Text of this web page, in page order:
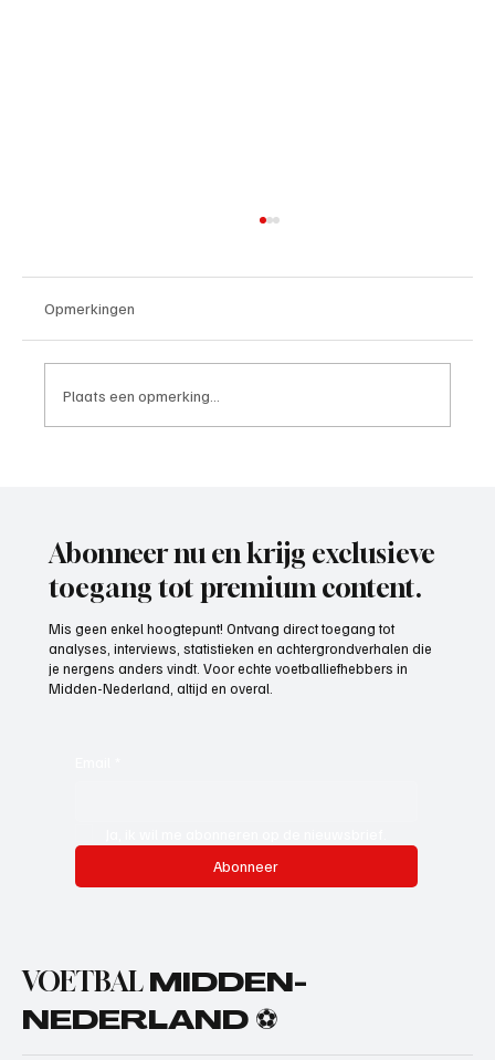
Opmerkingen
Plaats een opmerking...
Abonneer nu en krijg exclusieve
toegang tot premium content.
Mis geen enkel hoogtepunt! Ontvang direct toegang tot
analyses, interviews, statistieken en achtergrondverhalen die
je nergens anders vindt. Voor echte voetballiefhebbers in
Midden-Nederland, altijd en overal.
Abonneer
VOETBAL MIDDEN-
NEDERLAND ⚽